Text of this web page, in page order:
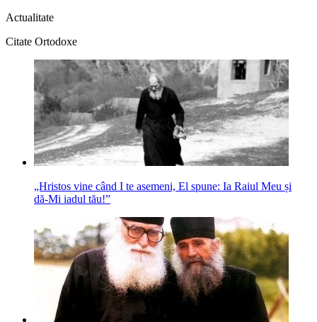
Actualitate
Citate Ortodoxe
„Hristos vine când I te asemeni, El spune: Ia Raiul Meu și
dă‑Mi iadul tău!”